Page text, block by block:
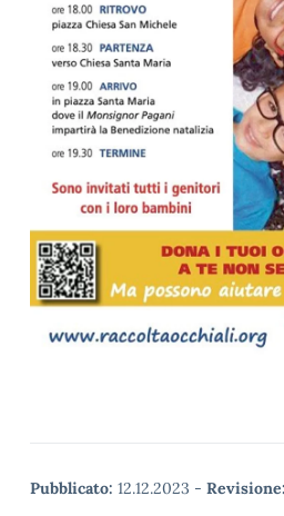
Pubblicato: 12.12.2023 - Revisione: